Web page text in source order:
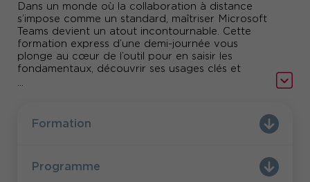
Dans un monde où la collaboration à distance
s’impose comme un standard, maîtriser Microsoft
Teams devient un atout incontournable. Cette
formation express d’une demi-journée vous
plonge au cœur de l’outil pour en saisir les
fondamentaux, découvrir ses usages clés et
échanger, partager, organiser et collaborer en
toute simplicité. Pratique, concrète, rythmée :
...
Formation
Programme